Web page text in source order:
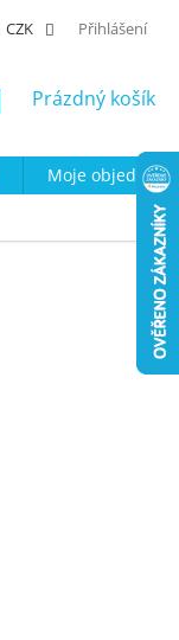
CZK Přihlášení
NÁKUPNÍ
Prázdný košík
Moje